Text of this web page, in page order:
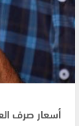
أسعار صرف